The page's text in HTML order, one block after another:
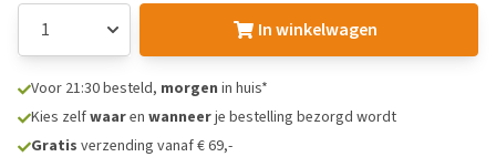
In winkelwagen
Voor 21:30 besteld, morgen in huis*
Kies zelfwaaren wanneerje bestelling bezorgd wordt
Gratis verzending vanaf € 69,-